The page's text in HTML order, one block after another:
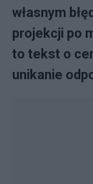
własnym
projekcji po
to tekst o
unikanie